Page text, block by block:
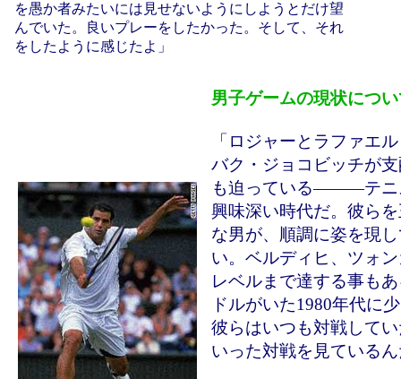
を愚か者みたいには見せないようにしようとだけ望
んでいた。良いプレーをしたかった。そして、それ
をしたように感じたよ」
男子ゲームの現状につ
「ロジャーとラファ
バク・ジョコビッチが
も迫っている―――テニ
興味深い時代だ。彼ら
な男が、順調に姿を現
い。ベルディヒ、ツォ
レベルまで達する事も
ドルがいた1980年代
彼らはいつも対戦して
いった対戦を見ている